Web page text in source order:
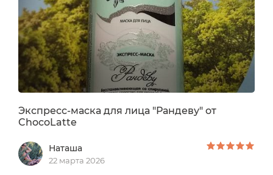
состав.Он с лёгкостью прошёл проверку...
Экспресс-маска для лица "Рандеву" от
ChocoLatte
Наташа
22 марта 2026